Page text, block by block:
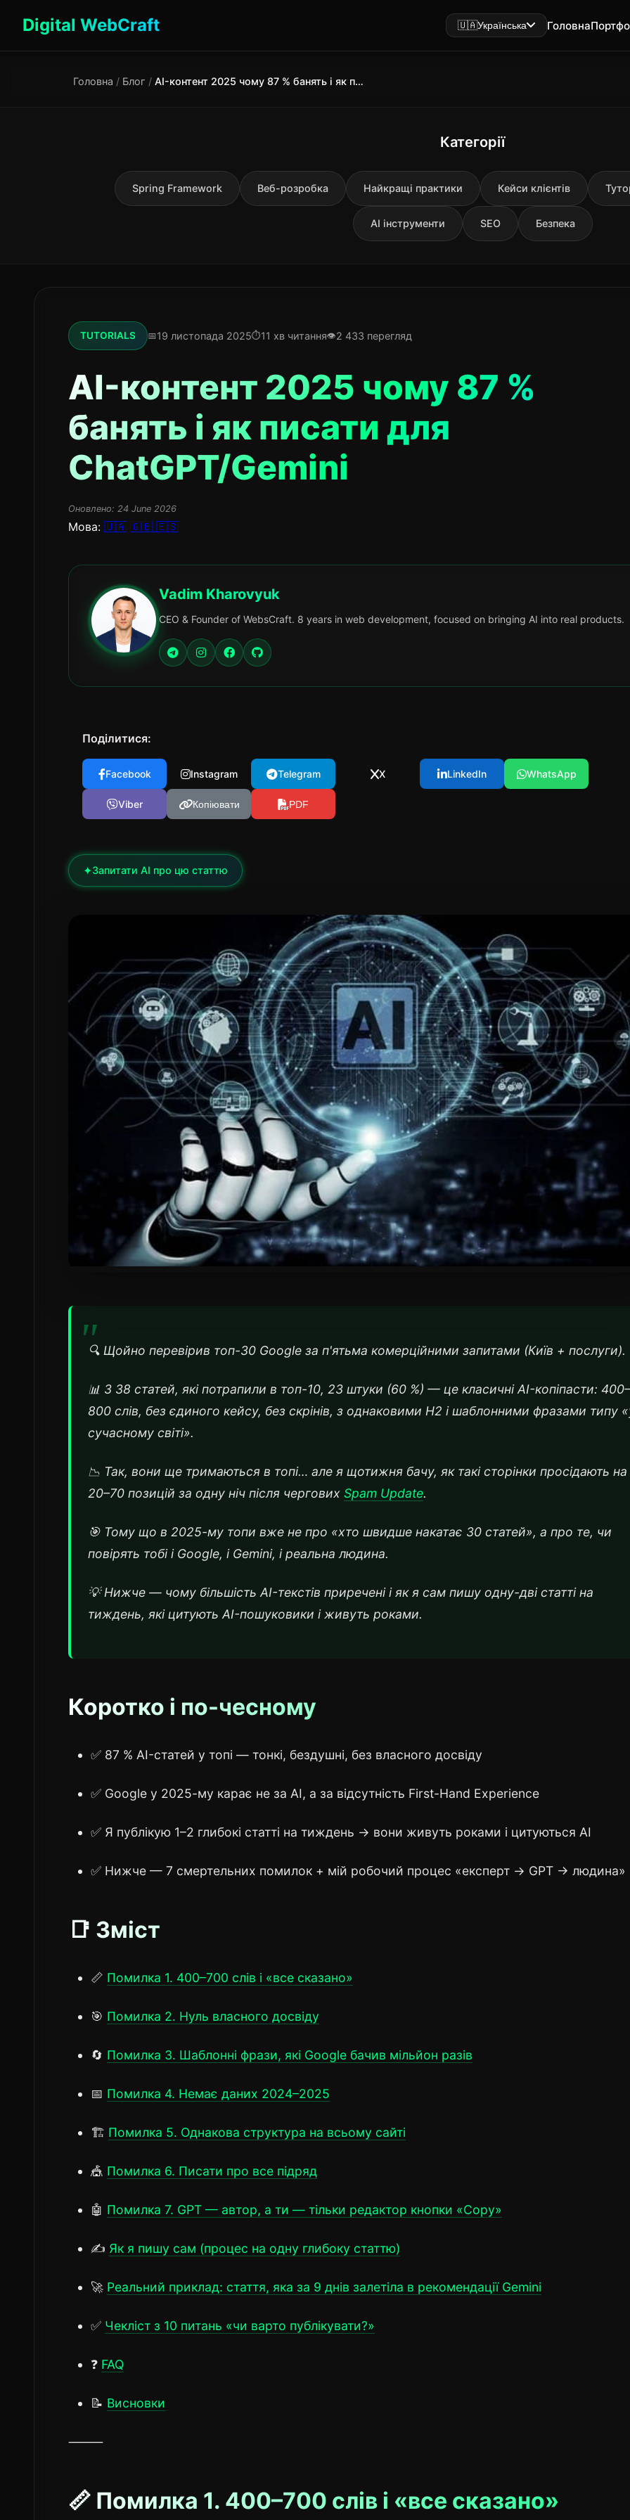
Digital WebCraft 🇺🇦Українська Головна
Головна / Блог / AI-контент 2025 чому 87 % банять і як писати для ChatGPT/Gemini
Категорії
Spring Framework Веб-розробка Найкращі практики Кейси клієнтів
AI інструменти SEO Безпека
TUTORIALS 19 листопада 2025 11 хв читання 2 433 перегляд
AI-контент 2025 чому 87 %
банять і як писати для
ChatGPT/Gemini
Оновлено: 24 June 2026
Мова: 🇺🇦 🇬🇧 🇪🇸
Vadim Kharovyuk
CEO & Founder of WebsCraft. 8 years in web development, focused on bringing AI into real products.
Поділитися:
Facebook Instagram Telegram X LinkedIn WhatsApp
Viber Копіювати PDF
✦Запитати AI про цю статтю
🔍 Щойно перевірив топ-30 Google за п'ятьма комерційними запитами (Київ + послуги).
📊 З 38 статей, які потрапили в топ-10, 23 штуки (60 %) — це класичні AI-копіпасти: 400–
800 слів, без єдиного кейсу, без скрінів, з однаковими H2 і шаблонними фразами типу
сучасному світі».
📉 Так, вони ще тримаються в топі… але я щотижня бачу, як такі сторінки просідають на
20–70 позицій за одну ніч після чергових Spam Update.
🎯 Тому що в 2025-му топи вже не про «хто швидше накатає 30 статей», а про те, чи
повірять тобі і Google, і Gemini, і реальна людина.
💡 Нижче — чому більшість AI-текстів приречені і як я сам пишу одну-дві статті на
тиждень, які цитують AI-пошуковики і живуть роками.
Коротко і по-чесному
✅ 87 % AI-статей у топі — тонкі, бездушні, без власного досвіду
✅ Google у 2025-му карає не за AI, а за відсутність First-Hand Experience
✅ Я публікую 1–2 глибокі статті на тиждень → вони живуть роками і цитуються AI
✅ Нижче — 7 смертельних помилок + мій робочий процес «експерт → GPT → людина»
📑 Зміст
📏 Помилка 1. 400–700 слів і «все сказано»
🎯 Помилка 2. Нуль власного досвіду
🔄 Помилка 3. Шаблонні фрази, які Google бачив мільйон разів
📅 Помилка 4. Немає даних 2024–2025
🏗️ Помилка 5. Однакова структура на всьому сайті
🎪 Помилка 6. Писати про все підряд
🤖 Помилка 7. GPT — автор, а ти — тільки редактор кнопки «Copy»
✍️ Як я пишу сам (процес на одну глибоку статтю)
🚀 Реальний приклад: стаття, яка за 9 днів залетіла в рекомендації Gemini
✅ Чекліст з 10 питань «чи варто публікувати?»
❓ FAQ
📝 Висновки
⸻
📏 Помилка 1. 400–700 слів і «все сказано»